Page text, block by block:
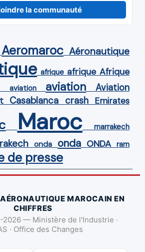
la communauté
Aeromaroc Aéronautique
afrique afrique Afrique
aviation aviation Aviation
Casablanca crash Emirates
Maroc marrakech
onda onda ONDA ram
de presse
MAROCAIN EN
CHIFFRES
2026 — Ministère de l'Industrie ·
· Office des Changes